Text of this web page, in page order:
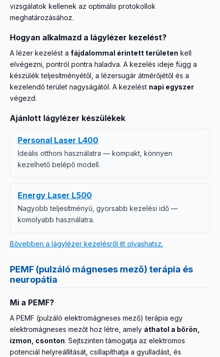
vizsgálatok kellenek az optimális protokollok
meghatározásához.
Hogyan alkalmazd a lágylézer kezelést?
A lézer kezelést a fájdalommal érintett területen kell
elvégezni, pontról pontra haladva. A kezelés ideje függ a
készülék teljesítményétől, a lézersugár átmérőjétől és a
kezelendő terület nagyságától. A kezelést napi egyszer
végezd.
Ajánlott lágylézer készülékek
Personal Laser L400
Ideális otthoni használatra — kompakt, könnyen
kezelhető belépő modell.
Energy Laser L500
Nagyobb teljesítményű, gyorsabb kezelési idő —
komolyabb használatra.
Bővebben a lágylézer kezelésről itt olvashatsz.
PEMF (pulzáló mágneses mező) terápia és
neuropátia
Mi a PEMF?
A PEMF (pulzáló elektromágneses mező) terápia egy
elektromágneses mezőt hoz létre, amely áthatol a bőrön,
izmon, csonton. Sejtszinten támogatja az elektromos
potenciál helyreállítását, csillapíthatja a gyulladást, és